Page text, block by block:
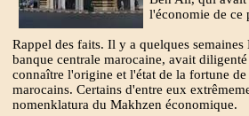
l'économie de ce
Rappel des faits. Il y a quelques
banque centrale marocaine, avait
connaître l'origine et l'état de la fortune
marocains. Certains d'entre eux
nomenklatura du Makhzen économique.